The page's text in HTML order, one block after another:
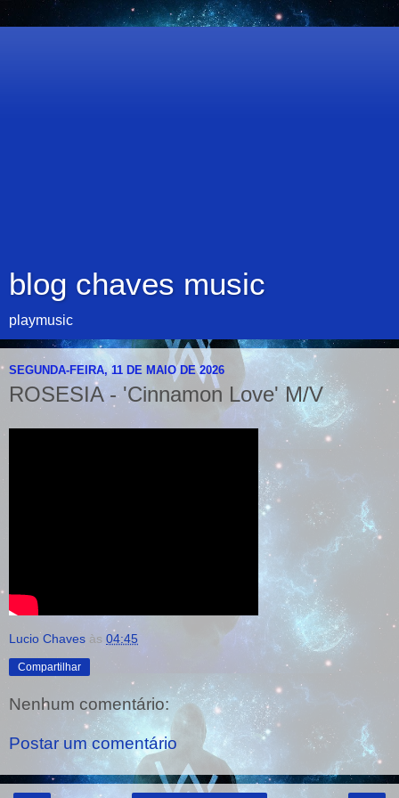
blog chaves music
playmusic
SEGUNDA-FEIRA, 11 DE MAIO DE 2026
ROSESIA - 'Cinnamon Love' M/V
Lucio Chaves às 04:45
Compartilhar
Nenhum comentário:
Postar um comentário